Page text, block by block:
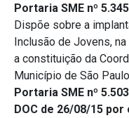
Portaria SME nº
Dispõe sobre a
Inclusão de Jovens,
a constituição da
Município de São
Portaria SME nº
DOC de 26/08/15